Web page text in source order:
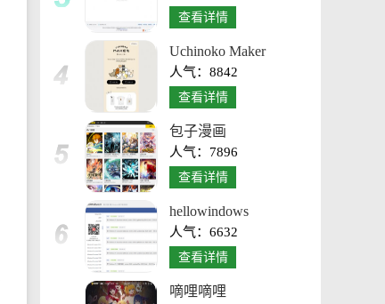
查看详情
Uchinoko Maker
人气：8842
查看详情
包子漫画
人气：7896
查看详情
hellowindows
人气：6632
查看详情
嘀哩嘀哩